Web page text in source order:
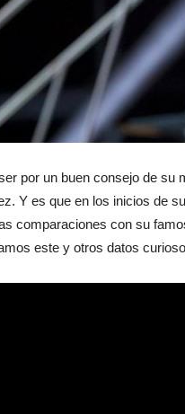
por un buen consejo de su
Y es que en los inicios de
comparaciones con su
este y otros datos